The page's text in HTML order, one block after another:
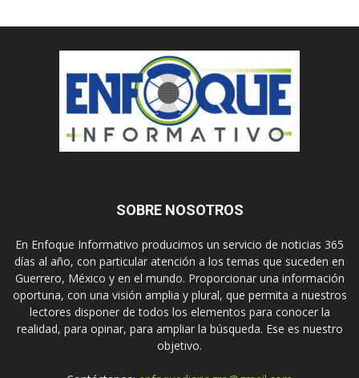
SOBRE NOSOTROS
En Enfoque Informativo producimos un servicio de noticias 365
días al año, con particular atención a los temas que suceden en
Guerrero, México y en el mundo. Proporcionar una información
oportuna, con una visión amplia y plural, que permita a nuestros
lectores disponer de todos los elementos para conocer la
realidad, para opinar, para ampliar la búsqueda. Ese es nuestro
objetivo.